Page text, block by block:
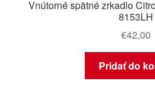
Vnútorné spätné zrkadlo
8153LH
€42,00
Pridať do